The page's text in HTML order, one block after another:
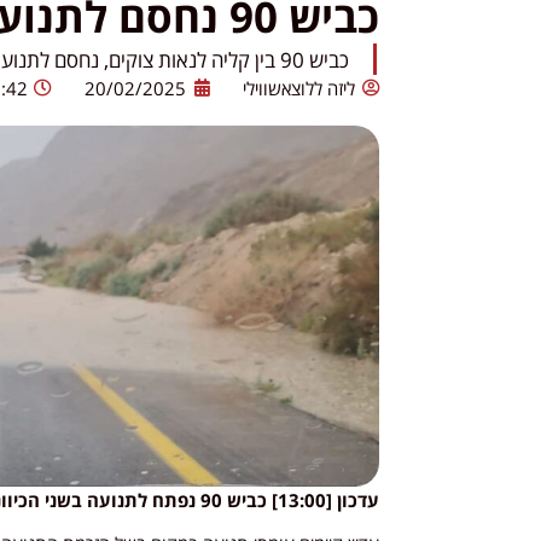
כביש 90 נחסם לתנועה בעקבות סחף במקום
כביש 90 בין קליה לנאות צוקים, נחסם לתנועת כלי רכב בשני הכיוונים בעקבות סחף במקום.
ליזה ללוצאשווילי 20/02/2025
עדכון [13:00] כביש 90 נפתח לתנועה בשני הכיוונים.